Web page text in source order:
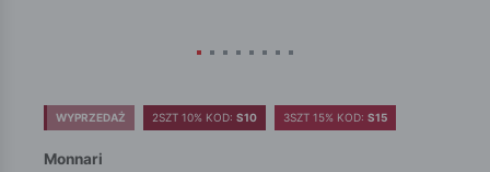
WYPRZEDAŻ 2SZT 10% KOD: S10 3SZT 15% KOD: S15
Monnari